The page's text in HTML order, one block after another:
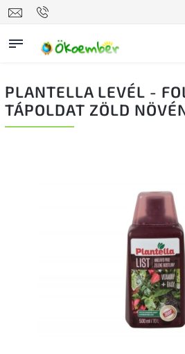
PLANTELLA LEVÉL -
TÁPOLDAT ZÖLD